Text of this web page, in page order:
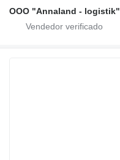
OOO "Annaland - logistik"